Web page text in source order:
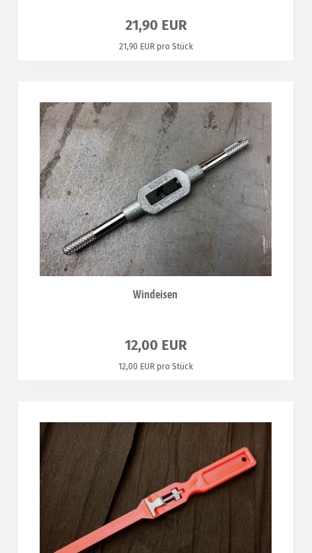
21,90 EUR
21,90 EUR pro Stück
Windeisen
12,00 EUR
12,00 EUR pro Stück